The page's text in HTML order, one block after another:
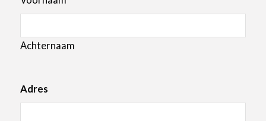
ZA des Petits Carreaux
12 Av des Coquelicots
Achternaam
Adres